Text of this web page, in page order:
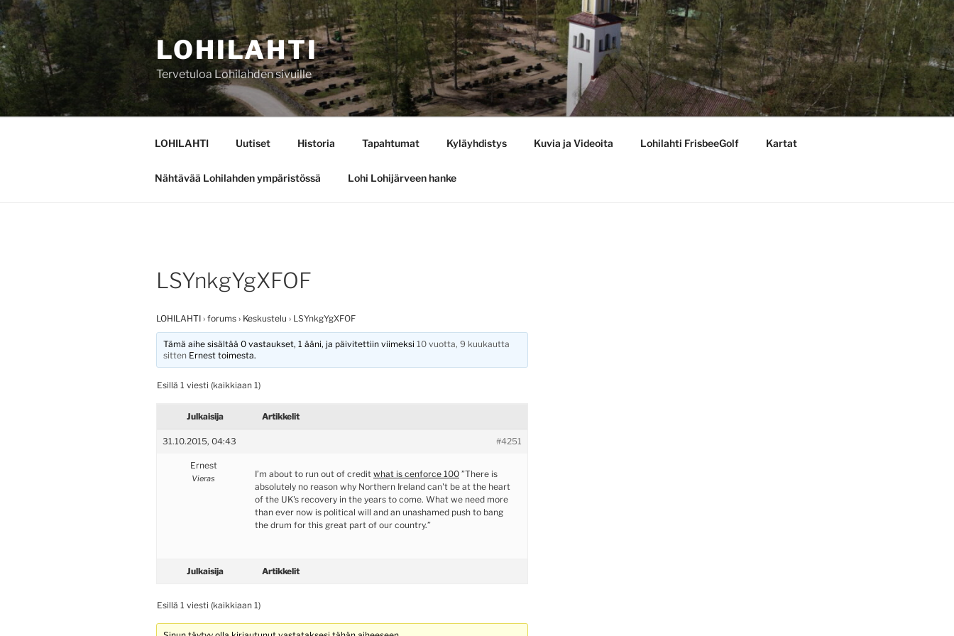
Siirry
sisältöön
LOHILAHTI
Tervetuloa Lohilahden sivuille
LOHILAHTI Uutiset Historia Tapahtumat Kyläyhdistys Kuvia ja Videoita Lohilahti FrisbeeGolf Kartat
Nähtävää Lohilahden ympäristössä Lohi Lohijärveen hanke
LSYnkgYgXFOF
LOHILAHTI › forums › Keskustelu › LSYnkgYgXFOF
Tämä aihe sisältää 0 vastaukset, 1 ääni, ja päivitettiin viimeksi10 vuotta, 9 kuukautta
sitten Ernest toimesta.
Esillä 1 viesti (kaikkiaan 1)
Julkaisija Artikkelit
31.10.2015, 04:43 #4251
Ernest
Vieras I’m about to run out of credit what is cenforce 100 ”There is
absolutely no reason why Northern Ireland can't be at the heart
of the UK's recovery in the years to come. What we need more
than ever now is political will and an unashamed push to bang
the drum for this great part of our country.”
Julkaisija Artikkelit
Esillä 1 viesti (kaikkiaan 1)